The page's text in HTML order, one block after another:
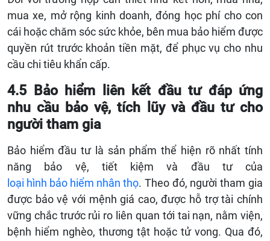
mua xe, mở rộng kinh doanh, đóng học phí cho con
cái hoặc chăm sóc sức khỏe, bên mua bảo hiểm được
quyền rút trước khoản tiền mặt, để phục vụ cho nhu
cầu chi tiêu khẩn cấp.
4.5 Bảo hiểm liên kết đầu tư đáp ứng
nhu cầu bảo vệ, tích lũy và đầu tư cho
người tham gia
Bảo hiểm đầu tư là sản phẩm thể hiện rõ nhất tính
năng bảo vệ, tiết kiệm và đầu tư của
loại hình bảo hiểm nhân thọ. Theo đó, người tham gia
được bảo vệ với mệnh giá cao, được hỗ trợ tài chính
vững chắc trước rủi ro liên quan tới tai nạn, nằm viện,
bệnh hiểm nghèo, thương tật hoặc tử vong. Qua đó,